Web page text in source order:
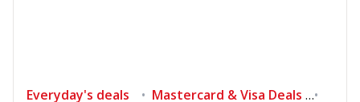
Everyday's deals Mastercard & Visa Deals